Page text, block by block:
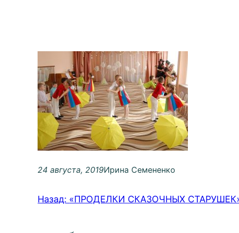
24 августа, 2019Ирина Семененко
Назад: «ПРОДЕЛКИ СКАЗОЧНЫХ СТАРУШЕК»